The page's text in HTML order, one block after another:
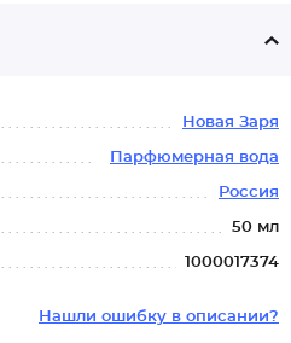
Новая Заря
Парфюмерная вода
Россия
50 мл
1000017374
Нашли ошибку в описании?